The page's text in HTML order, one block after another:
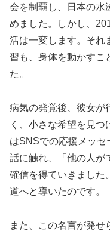
会を制覇し、日本の水
めました。しかし、
活は一変します。それ
習も、身体を動かすこ
た。
病気の発覚後、彼女が
く、小さな希望を見
はSNSでの応援メッ
話に触れ、「他の人が
確信を得ていきました
道へと導いたのです。
また、この名言が発せ